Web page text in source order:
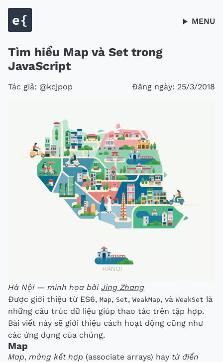
MENU
Tìm hiểu Map và Set trong
JavaScript
Tác giả: @kcjpop Đăng ngày: 25/3/2018
Hà Nội — minh họa bởi Jing Zhang
Được giới thiệu từ ES6, Map, Set, WeakMap, và WeakSet là
những cấu trúc dữ liệu giúp thao tác trên tập hợp.
Bài viết này sẽ giới thiệu cách hoạt động cũng như
các ứng dụng của chúng.
Map
Map, mảng kết hợp (associate arrays) hay từ điển